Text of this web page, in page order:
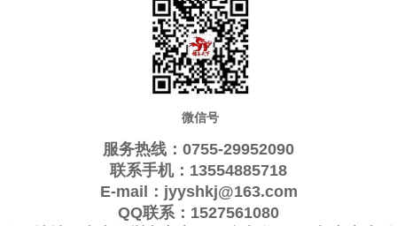
振
IQD晶振 Microchip晶
振
Fortiming晶振 CORE晶振 NIPPON晶振
Bomar晶振 Bliley晶振
FCD-Tech晶
振 振
Sunny晶振 Skyworks晶 Renesas瑞萨晶
微信号
服务热线：0755-29952090
联系手机：13554885718
E-mail：jyyshkj@163.com
QQ联系：1527561080